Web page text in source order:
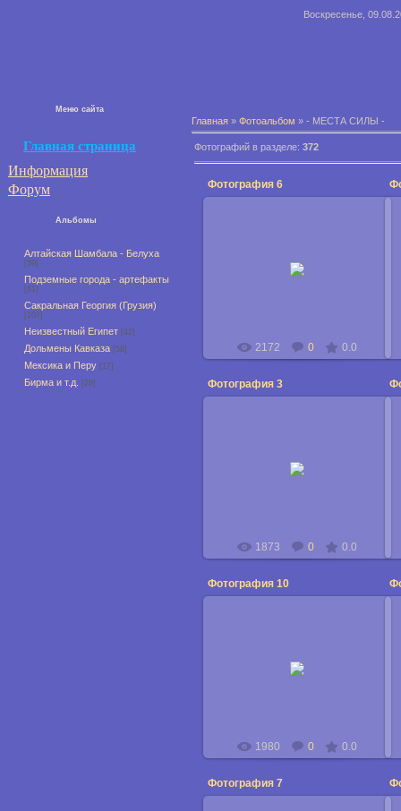
Воскресенье,
Меню сайта
Главная страница
Информация
Форум
Альбомы
Алтайская Шамбала - Белуха
[59]
Подземные города - артефакты
[61]
Сакральная Георгия (Грузия)
[107]
Неизвестный Египет [42]
Дольмены Кавказа [58]
Мексика и Перу [17]
Бирма и т.д. [28]
Главная » Фотоальбом » - МЕСТА СИЛЫ -
Фотографий в разделе: 372
Фотография 6
2172 0 0.0
Фотография 3
1873 0 0.0
Фотография 10
1980 0 0.0
Фотография 7